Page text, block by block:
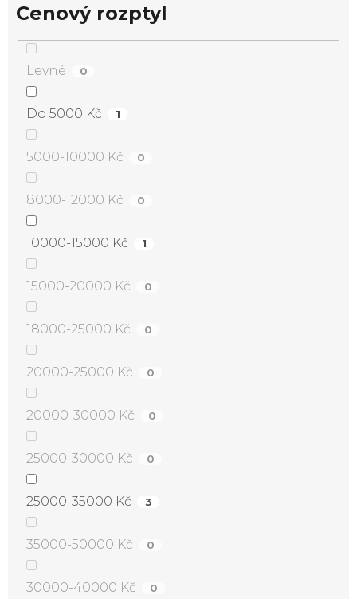
Cenový rozptyl
Levné 0
Do 5000 Kč 1
5000-10000 Kč 0
8000-12000 Kč 0
10000-15000 Kč 1
15000-20000 Kč 0
18000-25000 Kč 0
20000-25000 Kč 0
20000-30000 Kč 0
25000-30000 Kč 0
25000-35000 Kč 3
35000-50000 Kč 0
30000-40000 Kč 0